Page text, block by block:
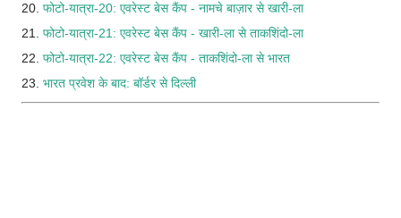
20. फोटो-यात्रा-20: एवरेस्ट बेस कैंप - नामचे बाज़ार से खारी-ला
21. फोटो-यात्रा-21: एवरेस्ट बेस कैंप - खारी-ला से ताकशिंदो-ला
22. फोटो-यात्रा-22: एवरेस्ट बेस कैंप - ताकशिंदो-ला से भारत
23. भारत प्रवेश के बाद: बॉर्डर से दिल्ली